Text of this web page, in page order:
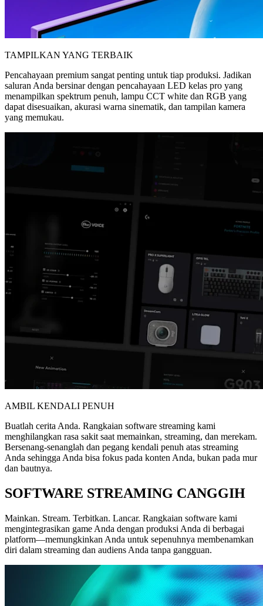
TAMPILKAN YANG TERBAIK
Pencahayaan premium sangat penting untuk tiap produksi. Jadikan
saluran Anda bersinar dengan pencahayaan LED kelas pro yang
menampilkan spektrum penuh, lampu CCT white dan RGB yang
dapat disesuaikan, akurasi warna sinematik, dan tampilan kamera
yang memukau.
AMBIL KENDALI PENUH
Buatlah cerita Anda. Rangkaian software streaming kami
menghilangkan rasa sakit saat memainkan, streaming, dan merekam.
Bersenang-senanglah dan pegang kendali penuh atas streaming
Anda sehingga Anda bisa fokus pada konten Anda, bukan pada mur
dan bautnya.
SOFTWARE STREAMING CANGGIH
Mainkan. Stream. Terbitkan. Lancar. Rangkaian software kami
mengintegrasikan game Anda dengan produksi Anda di berbagai
platform—memungkinkan Anda untuk sepenuhnya membenamkan
diri dalam streaming dan audiens Anda tanpa gangguan.